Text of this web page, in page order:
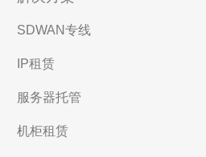
SDWAN专线
IP租赁
服务器托管
机柜租赁